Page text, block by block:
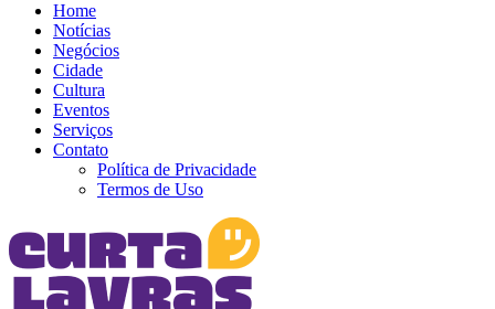
Home
Notícias
Negócios
Cidade
Cultura
Eventos
Serviços
Contato
Política de Privacidade
Termos de Uso